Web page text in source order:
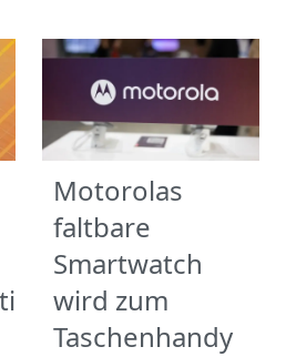
Motorolas
faltbare
Smartwatch
wird zum
Taschenhandy